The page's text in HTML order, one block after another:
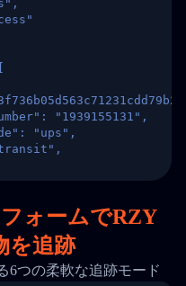
"1939155131",
"ups",
"United
2,
[
03-08 04: 22: 00",
ォームでRZY
を追跡
6つの柔軟な追跡モード